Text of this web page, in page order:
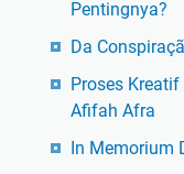
Pentingnya?
Da
Proses
Afifah Afra
In Memorium